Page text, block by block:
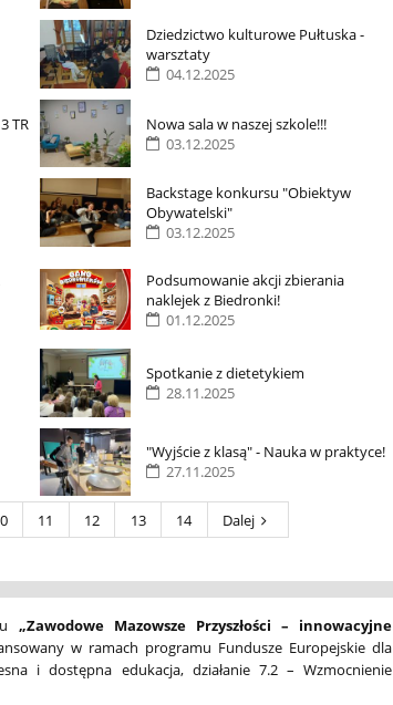
Dziedzictwo kulturowe Pułtuska -
warsztaty
04.12.2025
TR
Nowa sala w naszej szkole!!!
03.12.2025
Backstage konkursu "Obiektyw
Obywatelski"
03.12.2025
Podsumowanie akcji zbierania
naklejek z Biedronki!
01.12.2025
Spotkanie z dietetykiem
28.11.2025
"Wyjście z klasą" - Nauka w praktyce!
27.11.2025
11 12 13 14 Dalej
„Zawodowe Mazowsze Przyszłości – innowacyjne
w ramach programu Fundusze Europejskie dla
i dostępna edukacja, działanie 7.2 – Wzmocnienie